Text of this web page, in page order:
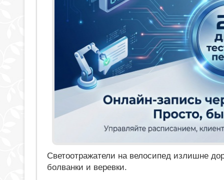
Светоотражатели на велосипед излишне
болванки и веревки.